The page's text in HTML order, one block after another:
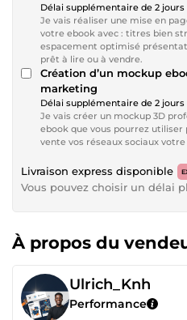
Délai supplémentaire de 2 jours
Je vais réaliser une mise en
votre ebook avec : titres bien
espacement optimisé
prêt à lire ou à vendre.
Création d’un mockup
marketing
Délai supplémentaire de 2 jours
Je vais créer un mockup 3D
ebook que vous pourrez utiliser
vente vos réseaux sociaux
Livraison express disponible
Vous pouvez choisir un délai
À propos du
Ulrich_Knh
Performance